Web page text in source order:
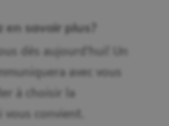
en savoir plus?
dès aujourd'hui! Un
avec vous
à choisir la
convient.